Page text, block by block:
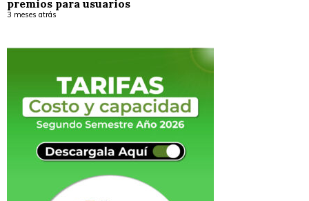
premios para usuarios
3 meses atrás